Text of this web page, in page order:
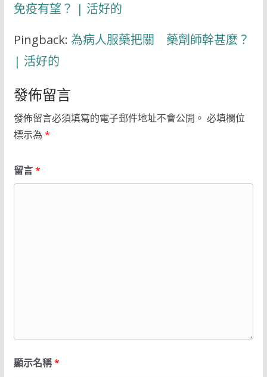
免疫有望？ | 活好的
Pingback: 為病人服藥把關 藥劑師幹甚麼？
| 活好的
發佈留言
發佈留言必須填寫的電子郵件地址不會公開。 必填欄位
標示為 *
留言*
顯示名稱*